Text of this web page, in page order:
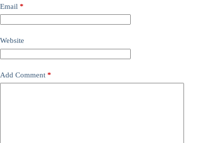
Email *
Website
Add Comment *